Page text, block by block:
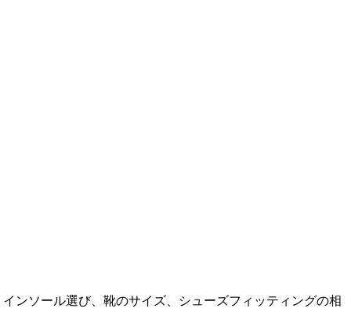
ンソール選び、靴のサイズ、シューズフィッティングの相